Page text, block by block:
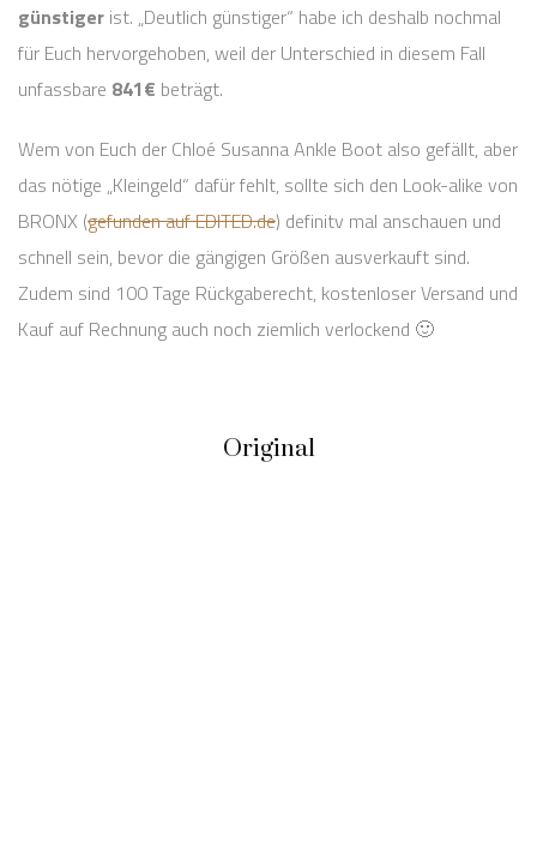
günstiger ist. „Deutlich günstiger“ habe ich deshalb nochmal
für Euch hervorgehoben, weil der Unterschied in diesem Fall
unfassbare 841€ beträgt.
Wem von Euch der Chloé Susanna Ankle Boot also gefällt, aber
das nötige „Kleingeld“ dafür fehlt, sollte sich den Look-alike von
BRONX (gefunden auf EDITED.de) definitv mal anschauen und
schnell sein, bevor die gängigen Größen ausverkauft sind.
Zudem sind 100 Tage Rückgaberecht, kostenloser Versand und
Kauf auf Rechnung auch noch ziemlich verlockend 🙂
Original